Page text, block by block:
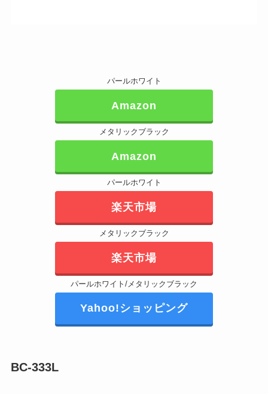
パールホワイト
Amazon
メタリックブラック
Amazon
パールホワイト
楽天市場
メタリックブラック
楽天市場
パールホワイト/メタリックブラック
Yahoo!ショッピング
BC-333L